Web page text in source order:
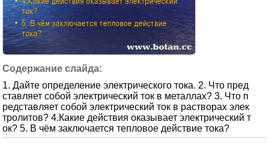
1. Дайте определение электрического тока. 2. Что пред
ставляет собой электрический ток в металлах? 3. Что п
редставляет собой электрический ток в растворах элек
тролитов? 4.Какие действия оказывает электрический т
ок? 5. В чём заключается тепловое действие тока?